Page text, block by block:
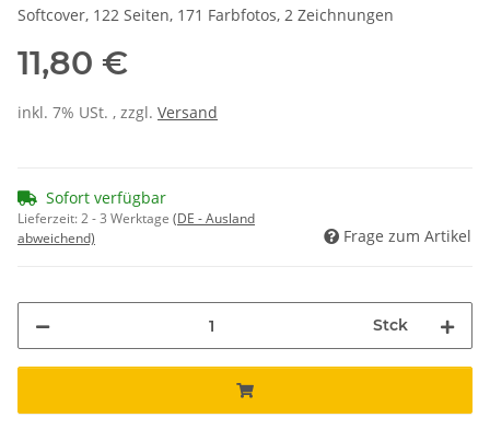
Softcover, 122 Seiten, 171 Farbfotos, 2 Zeichnungen
11,80 €
inkl. 7% USt. , zzgl. Versand
Sofort verfügbar
Lieferzeit:2 - 3 Werktage (DE - Ausland
abweichend)
Frage zum Artikel
Stck